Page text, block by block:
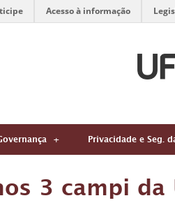
Acesso à informação
Privacidade e Seg.
3 campi da